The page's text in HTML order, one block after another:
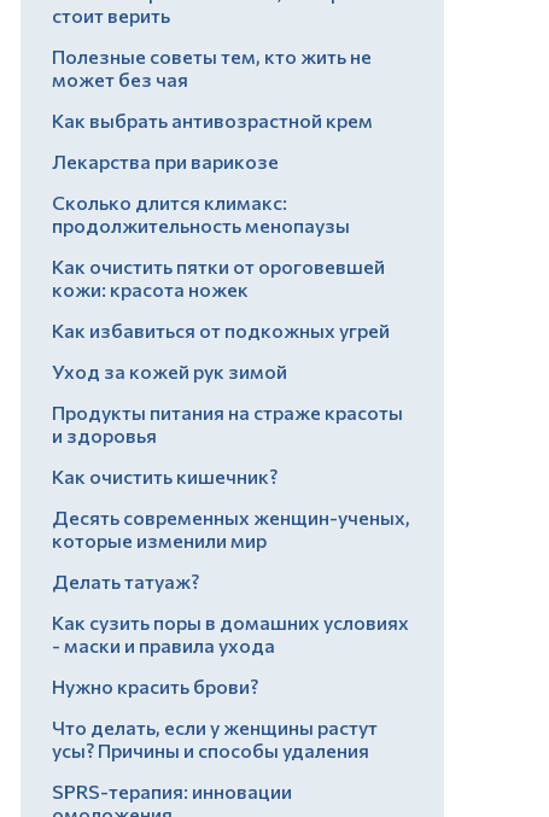
стоит верить
Полезные советы тем, кто жить не
может без чая
Как выбрать антивозрастной крем
Лекарства при варикозе
Сколько длится климакс:
продолжительность менопаузы
Как очистить пятки от ороговевшей
кожи: красота ножек
Как избавиться от подкожных угрей
Уход за кожей рук зимой
Продукты питания на страже красоты
и здоровья
Как очистить кишечник?
Десять современных женщин-ученых,
которые изменили мир
Делать татуаж?
Как сузить поры в домашних условиях
- маски и правила ухода
Нужно красить брови?
Что делать, если у женщины растут
усы? Причины и способы удаления
SPRS-терапия: инновации